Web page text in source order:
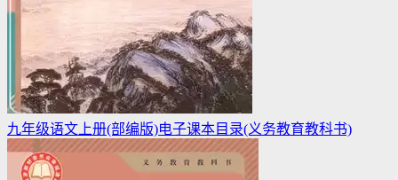
九年级语文上册(部编版)电子课本目录(义务教育教科书)